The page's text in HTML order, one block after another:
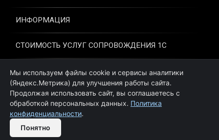
ИНФОРМАЦИЯ
СТОИМОСТЬ УСЛУГ СОПРОВОЖДЕНИЯ 1С
УСЛУГИ ЧАСТНОГО ПРОГРАММИСТА 1С
ОКАЗАНИЕ УСЛУГ ПО СОПРОВОЖДЕНИЮ 1С
© Услуги внедрения 1С. Все права защищены.
Мы используем файлы cookie и сервисы аналитики
(Яндекс.Метрика) для улучшения работы сайта.
Продолжая использовать сайт, вы соглашаетесь с
обработкой персональных данных. Политика
конфиденциальности.
Понятно